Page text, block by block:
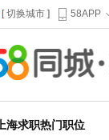
[ 切换城市 ] 58APP
上海求职热门职位